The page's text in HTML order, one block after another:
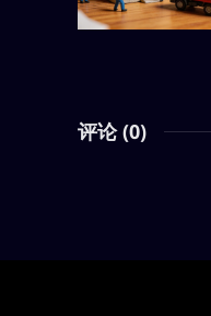
评论 (0)